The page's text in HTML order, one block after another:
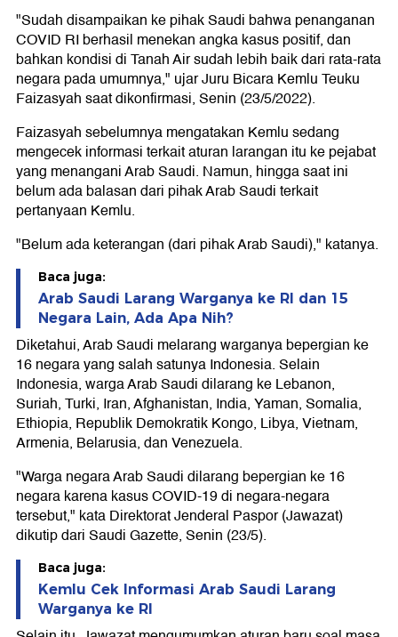
"Sudah disampaikan ke pihak Saudi bahwa penanganan
COVID RI berhasil menekan angka kasus positif, dan
bahkan kondisi di Tanah Air sudah lebih baik dari rata-rata
negara pada umumnya," ujar Juru Bicara Kemlu Teuku
Faizasyah saat dikonfirmasi, Senin (23/5/2022).
Faizasyah sebelumnya mengatakan Kemlu sedang
mengecek informasi terkait aturan larangan itu ke pejabat
yang menangani Arab Saudi. Namun, hingga saat ini
belum ada balasan dari pihak Arab Saudi terkait
pertanyaan Kemlu.
"Belum ada keterangan (dari pihak Arab Saudi)," katanya.
Baca juga:
Arab Saudi Larang Warganya ke RI dan 15
Negara Lain, Ada Apa Nih?
Diketahui, Arab Saudi melarang warganya bepergian ke
16 negara yang salah satunya Indonesia. Selain
Indonesia, warga Arab Saudi dilarang ke Lebanon,
Suriah, Turki, Iran, Afghanistan, India, Yaman, Somalia,
Ethiopia, Republik Demokratik Kongo, Libya, Vietnam,
Armenia, Belarusia, dan Venezuela.
"Warga negara Arab Saudi dilarang bepergian ke 16
negara karena kasus COVID-19 di negara-negara
tersebut," kata Direktorat Jenderal Paspor (Jawazat)
dikutip dari Saudi Gazette, Senin (23/5).
Baca juga:
Kemlu Cek Informasi Arab Saudi Larang
Warganya ke RI